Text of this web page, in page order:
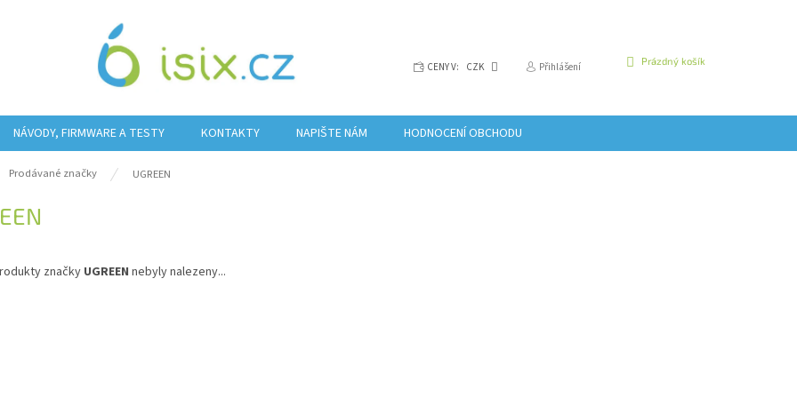
CENY V: CZK Přihlášení
NÁKUPNÍ
Prázdný košík
NÁVODY, FIRMWARE A TESTY KONTAKTY NAPIŠTE NÁM HODNOCENÍ OBCHODU
Prodávané značky UGREEN
značky UGREEN nebyly nalezeny...